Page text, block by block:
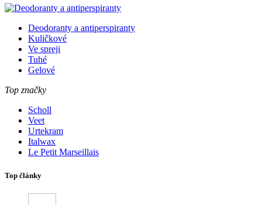
Deodoranty a antiperspiranty
Kuličkové
Ve spreji
Tuhé
Gelové
Top značky
Scholl
Veet
Urtekram
Italwax
Le Petit Marseillais
Top články